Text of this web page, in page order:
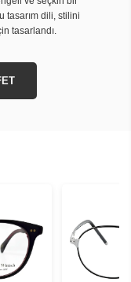
tasarım dili, stilini
tasarlandı.